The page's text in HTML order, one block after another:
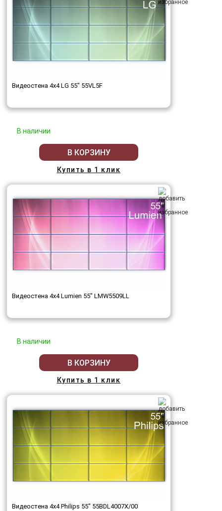
Видеостена 4x4 LG 55" 55VL5F
В наличии
В КОРЗИНУ
Купить в 1 клик
Видеостена 4x4 Lumien 55" LMW5509LL
В наличии
В КОРЗИНУ
Купить в 1 клик
Видеостена 4x4 Philips 55" 55BDL4007X/00